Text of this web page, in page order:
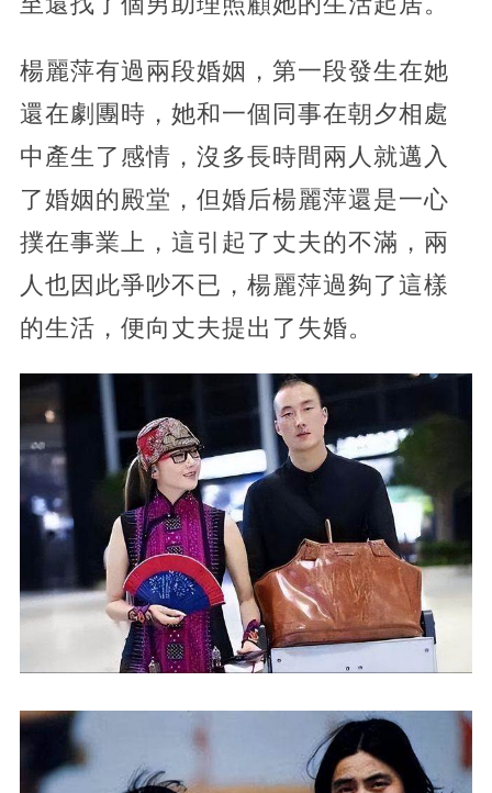
楊麗萍有過兩段婚姻，第一段發生在她
還在劇團時，她和一個同事在朝夕相處
中產生了感情，沒多長時間兩人就邁入
了婚姻的殿堂，但婚后楊麗萍還是一心
撲在事業上，這引起了丈夫的不滿，兩
人也因此爭吵不已，楊麗萍過夠了這樣
的生活，便向丈夫提出了失婚。